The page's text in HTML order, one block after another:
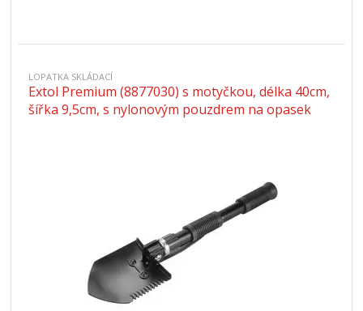
LOPATKA SKLÁDACÍ
Extol Premium (8877030) s motyčkou, délka 40cm,
šířka 9,5cm, s nylonovým pouzdrem na opasek